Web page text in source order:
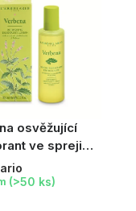
osvěžující
ve spreji
(>50 ks)